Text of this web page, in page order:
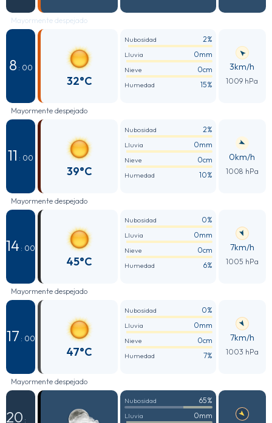
Mayormente despejado
8 : 00
32°C
Nubosidad 2%
Lluvia 0mm
Nieve 0cm
Humedad 15%
3km/h
1009 hPa
Mayormente despejado
11 : 00
39°C
Nubosidad 2%
Lluvia 0mm
Nieve 0cm
Humedad 10%
0km/h
1008 hPa
Mayormente despejado
14 : 00
45°C
Nubosidad 0%
Lluvia 0mm
Nieve 0cm
Humedad 6%
7km/h
1005 hPa
Mayormente despejado
17 : 00
47°C
Nubosidad 0%
Lluvia 0mm
Nieve 0cm
Humedad 7%
7km/h
1003 hPa
Mayormente despejado
20 :
Nubosidad 65%
Lluvia 0mm